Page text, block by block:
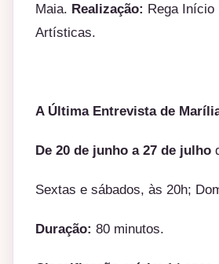
Maia. Realização: Rega Início
Artísticas.
A Última Entrevista de
De 20 de junho a 27 de julho
Sextas e sábados, às 20h;
Duração: 80 minutos.